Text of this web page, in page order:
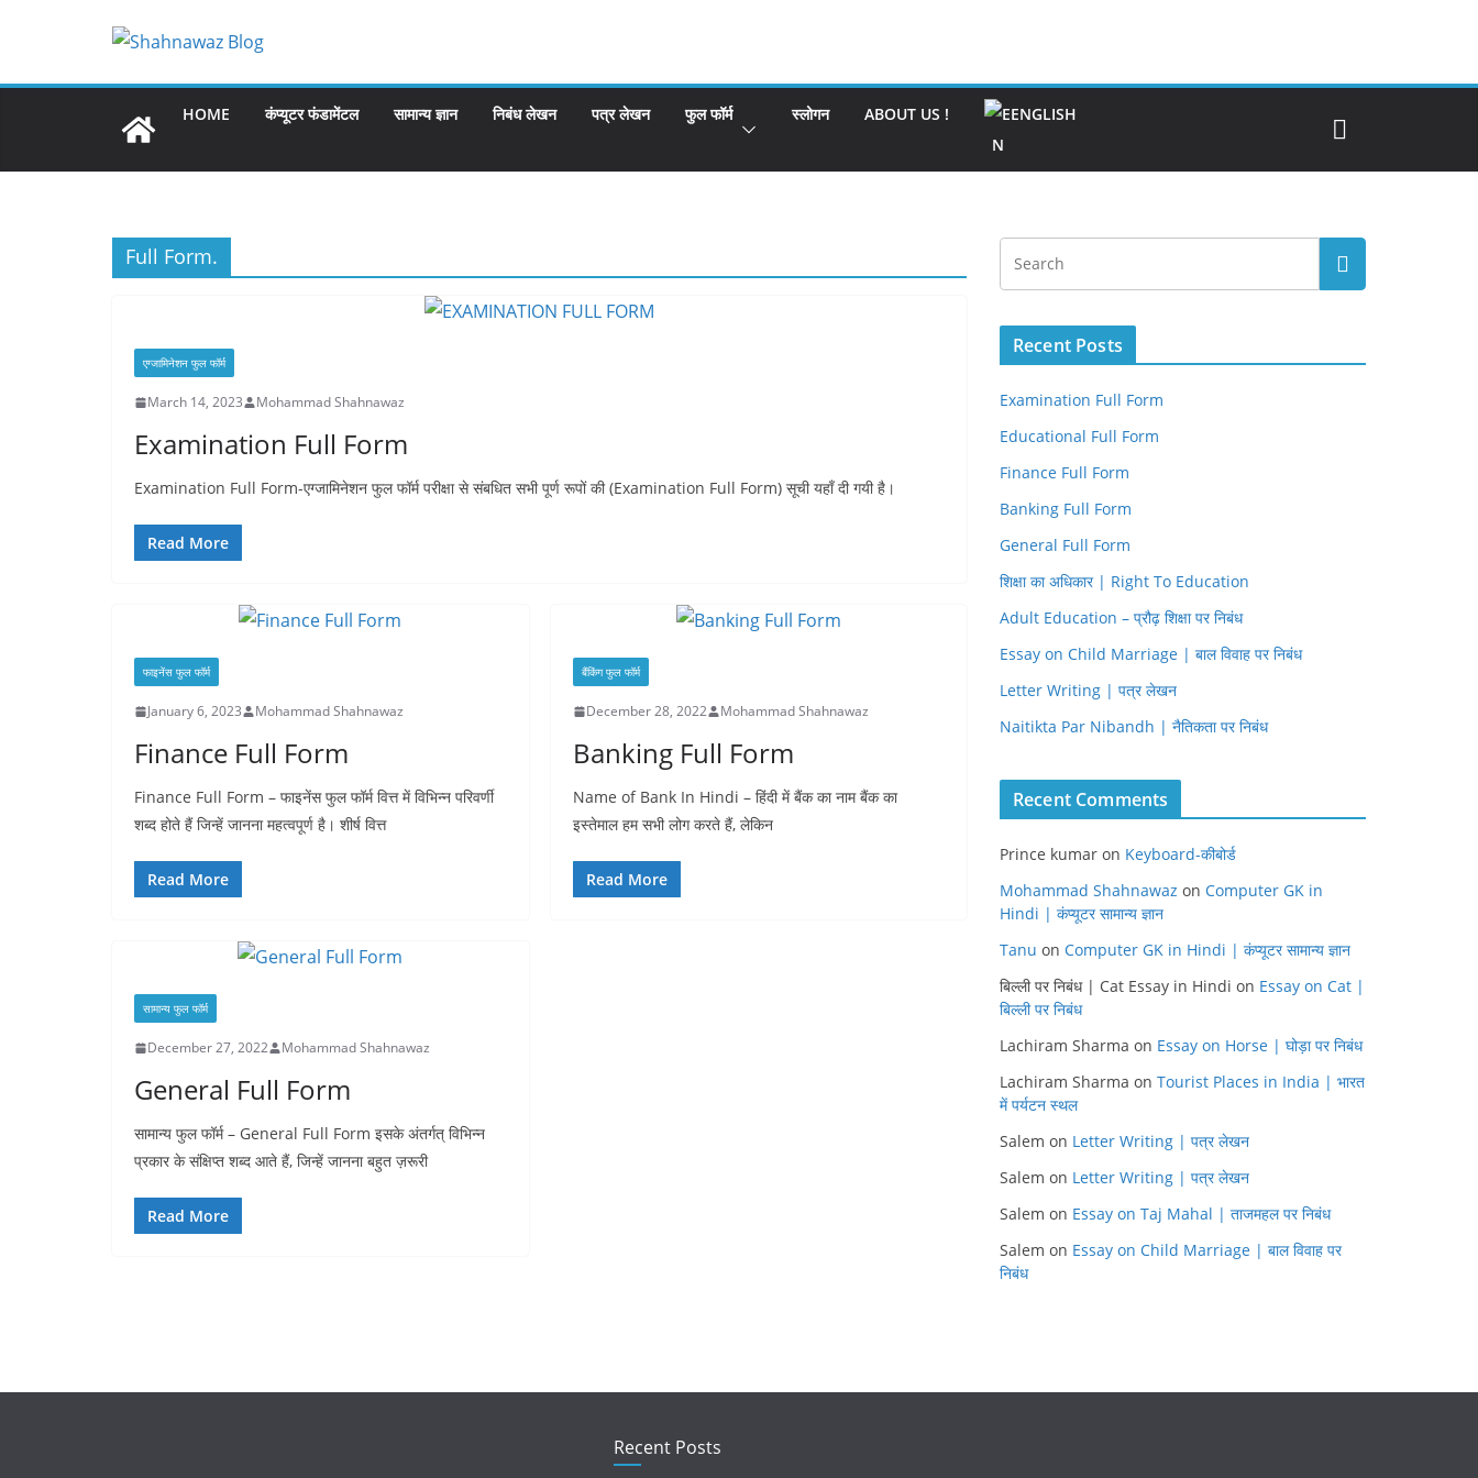
HOME कंप्यूटर फंडामेंटल सामान्य ज्ञान निबंध लेखन पत्र लेखन फुल फॉर्म स्लोगन ABOUT US ! ENGLISH
Full Form.
एग्जामिनेशन फुल फॉर्म
March 14, 2023 Mohammad Shahnawaz
Examination Full Form
Examination Full Form-एग्जामिनेशन फुल फॉर्म परीक्षा से संबधित सभी पूर्ण रूपों की (Examination Full Form) सूची यहाँ दी गयी है।
Read More
फाइनेंस फुल फॉर्म
January 6, 2023 Mohammad Shahnawaz
Finance Full Form
Finance Full Form – फाइनेंस फुल फॉर्म वित्त में विभिन्न परिवर्णी
शब्द होते हैं जिन्हें जानना महत्वपूर्ण है। शीर्ष वित्त
Read More
बैंकिंग फुल फॉर्म
December 28, 2022 Mohammad Shahnawaz
Banking Full Form
Name of Bank In Hindi – हिंदी में बैंक का नाम बैंक का
इस्तेमाल हम सभी लोग करते हैं, लेकिन
Read More
सामान्य फुल फॉर्म
December 27, 2022 Mohammad Shahnawaz
General Full Form
सामान्य फुल फॉर्म – General Full Form इसके अंतर्गत् विभिन्न
प्रकार के संक्षिप्त शब्द आते हैं, जिन्हें जानना बहुत ज़रूरी
Read More
Recent Posts
Examination Full Form
Educational Full Form
Finance Full Form
Banking Full Form
General Full Form
शिक्षा का अधिकार | Right To Education
Adult Education – प्रौढ़ शिक्षा पर निबंध
Essay on Child Marriage | बाल विवाह पर निबंध
Letter Writing | पत्र लेखन
Naitikta Par Nibandh | नैतिकता पर निबंध
Recent Comments
Prince kumar on Keyboard-कीबोर्ड
Mohammad Shahnawaz on Computer GK in
Hindi | कंप्यूटर सामान्य ज्ञान
Tanu on Computer GK in Hindi | कंप्यूटर सामान्य ज्ञान
बिल्ली पर निबंध | Cat Essay in Hindi on Essay on Cat |
बिल्ली पर निबंध
Lachiram Sharma on Essay on Horse | घोड़ा पर निबंध
Lachiram Sharma on Tourist Places in India | भारत
में पर्यटन स्थल
Salem on Letter Writing | पत्र लेखन
Salem on Letter Writing | पत्र लेखन
Salem on Essay on Taj Mahal | ताजमहल पर निबंध
Salem on Essay on Child Marriage | बाल विवाह पर
निबंध
Recent Posts